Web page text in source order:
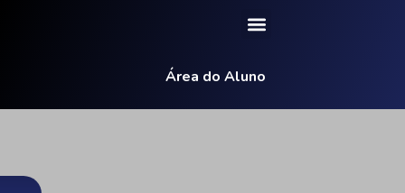
Área do Aluno